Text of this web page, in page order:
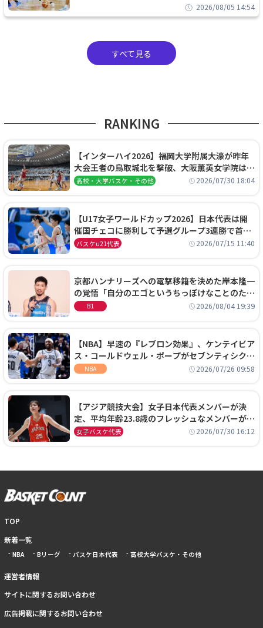
2026/08/05 14:54
すべて見る
RANKING
【インターハイ2026】福岡大学附属大濠が昨年
大会王者の鳥取城北を撃破、大阪薫英女学院は岐
阜女子に完勝、大会3日目試合結果
高校・大学バスケ・その他 2026/07/30 18:04
【U17女子ワールドカップ2026】日本代表は開
催国チェコに勝利して予選グループ3連勝で首位
通過！準々決勝の相手はエジプトに決定
バスケu21代表 2026/07/15 11:40
京都ハンナリーズへの電撃移籍を決めた岸本隆一
の覚悟「自分のエゴというちっぽけなことのため
に、京都に来たわけではない」
B1 2026/08/04 19:39
【NBA】早速の『レブロン効果』、ケンテイビア
ス・コールドウェル・ポープがセブンティシクサ
ーズに1年契約で加入
NBA 2026/07/26 09:58
【アジア競技大会】女子日本代表メンバーが決
定、平均年齢23.8歳のフレッシュなメンバーが日
本開催の大舞台で頂点を狙う
女子バスケ代表 2026/07/30 16:12
TOP
新着一覧
NBA Bリーグ バスケ日本代表 高校大学バスケ・その他
運営者情報
サイトに関するお問い合わせ
広告掲載に関するお問い合わせ